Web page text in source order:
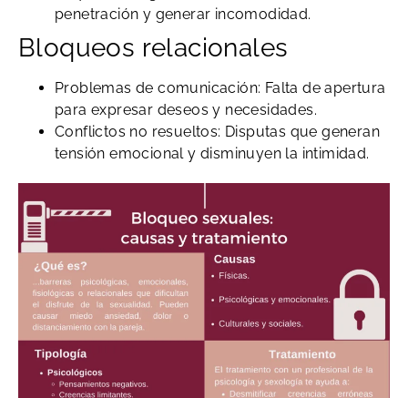
penetración y generar incomodidad.
Bloqueos relacionales
Problemas de comunicación: Falta de apertura
para expresar deseos y necesidades.
Conflictos no resueltos: Disputas que generan
tensión emocional y disminuyen la intimidad.